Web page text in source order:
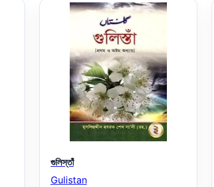
গুলিস্তাঁ
Gulistan